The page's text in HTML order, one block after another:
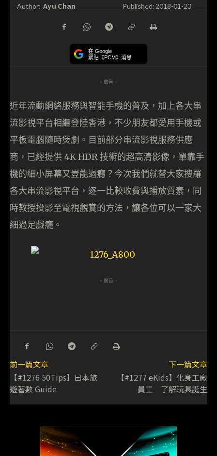
Author: Ayu Chan Published:2018-01-23
在 Google
緊貼《PCM》消息
- 廣告 -
近年流動網絡服務與智能手機的普及，加上各大串
流影視平台相繼登陸香港，不少朋友都愛用手機或
平板電腦隨時煲劇。目前部分串流影視服務供應
商，已經提供 4K HDR 技術的超高清影像，單靠手
機的細小屏幕又豈能過癮？今次我們就替大家搜羅
各大串流影視平台，逐一比較收費與播放質素，同
時教授投影至電視觀賞的方法，讓各位可以一家大
細過足戲癮。
- 廣告 -
前一篇文章
【#1276 50Tips】日本旅
遊著數 Guide
下一篇文章
【#1277 eKids】化身工廠
員工 了解玩具誕生